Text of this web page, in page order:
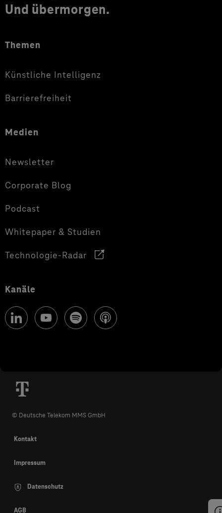
Und übermorgen.
Themen
Künstliche Intelligenz
Barrierefreiheit
Medien
Newsletter
Corporate Blog
Podcast
Whitepaper & Studien
Technologie-Radar
Kanäle
© Deutsche Telekom MMS GmbH
Kontakt
Impressum
Datenschutz
AGB